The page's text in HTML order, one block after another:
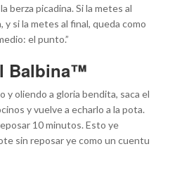
berza picadina. Si la metes al
si la metes al final, queda como
el punto.”
Balbina™
y oliendo a gloria bendita, saca el
y vuelve a echarlo a la pota.
10 minutos. Esto ye
sin reposar ye como un cuentu